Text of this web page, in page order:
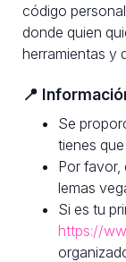
código
donde quien
herramientas y
📍
Se
tienes
Por favor,
lemas
Si es tu
https://